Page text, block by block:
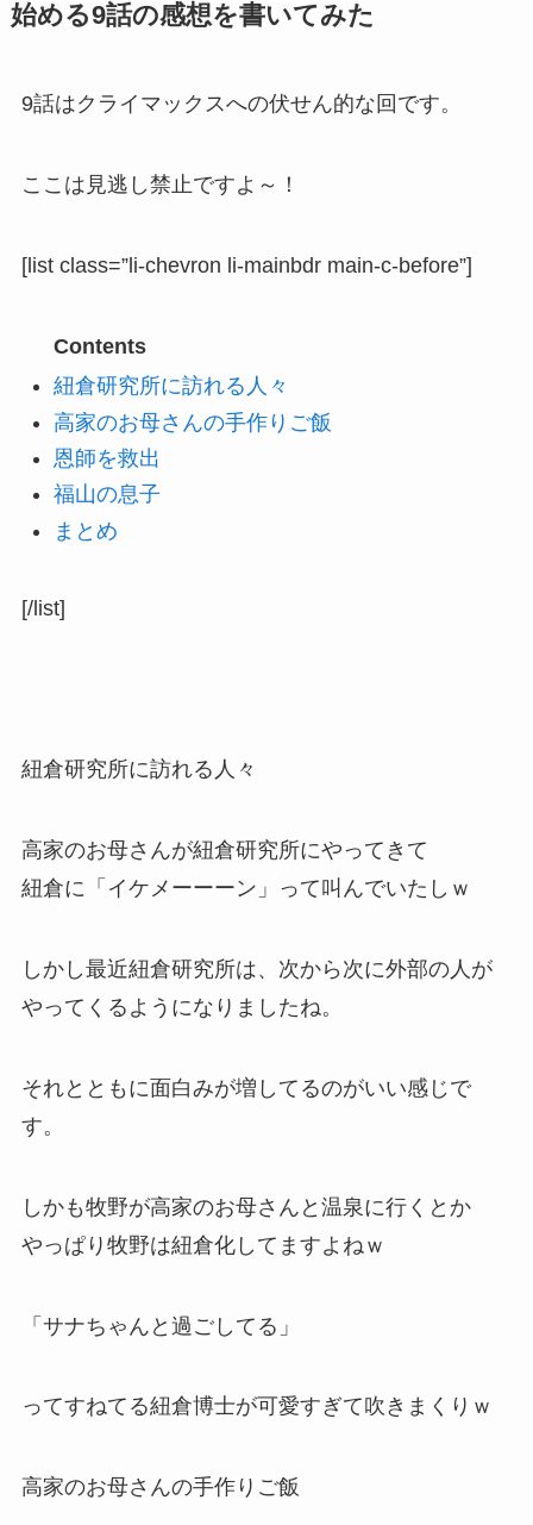
始める9話の感想を書いてみた
9話はクライマックスへの伏せん的な回です。
ここは見逃し禁止ですよ～！
[list class=”li-chevron li-mainbdr main-c-before”]
Contents
紐倉研究所に訪れる人々
高家のお母さんの手作りご飯
恩師を救出
福山の息子
まとめ
[/list]
紐倉研究所に訪れる人々
高家のお母さんが紐倉研究所にやってきて
紐倉に「イケメーーーン」って叫んでいたしｗ
しかし最近紐倉研究所は、次から次に外部の人が
やってくるようになりましたね。
それとともに面白みが増してるのがいい感じで
す。
しかも牧野が高家のお母さんと温泉に行くとか
やっぱり牧野は紐倉化してますよねｗ
「サナちゃんと過ごしてる」
ってすねてる紐倉博士が可愛すぎて吹きまくりｗ
高家のお母さんの手作りご飯